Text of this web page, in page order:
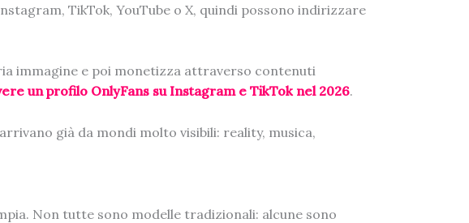
TikTok, YouTube o X, quindi possono indirizzare
immagine e poi monetizza attraverso contenuti
un profilo OnlyFans su Instagram e TikTok nel 2026.
già da mondi molto visibili: reality, musica,
Non tutte sono modelle tradizionali: alcune sono